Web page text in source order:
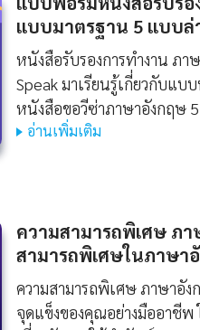
แบบมาตรฐาน 5 แบบล่
หนังสือรับรองการทํางาน ภา
Speak มาเรียนรู้เกี่ยวกับแบ
หนังสือขอวีซ่าภาษาอังกฤษ
อ่านเพิ่มเติม
ความสามารถพิเศษ ภา
สามารถพิเศษในภาษา
ความสามารถพิเศษ ภาษาอั
จุดแข็งของคุณอย่างมืออาชีพ